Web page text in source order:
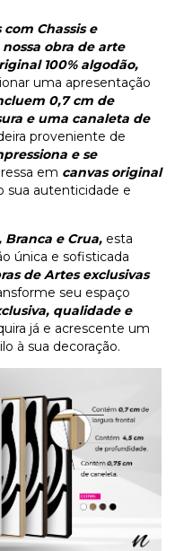
com Chassis e
nossa obra de arte
100% algodão,
uma apresentação
0,7 cm de
e uma canaleta de
proveniente de
e se
em canvas original
sua autenticidade e
Branca e Crua, esta
única e sofisticada
de Artes exclusivas
seu espaço
qualidade e
já e acrescente um
à sua decoração.